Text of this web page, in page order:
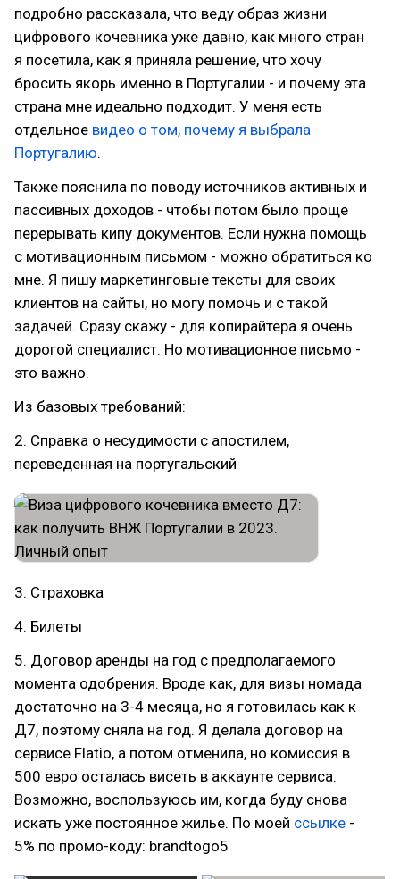
подробно рассказала, что веду образ жизни
цифрового кочевника уже давно, как много стран
я посетила, как я приняла решение, что хочу
бросить якорь именно в Португалии - и почему эта
страна мне идеально подходит. У меня есть
отдельное видео о том, почему я выбрала
Португалию.
Также пояснила по поводу источников активных и
пассивных доходов - чтобы потом было проще
перерывать кипу документов. Если нужна помощь
с мотивационным письмом - можно обратиться ко
мне. Я пишу маркетинговые тексты для своих
клиентов на сайты, но могу помочь и с такой
задачей. Сразу скажу - для копирайтера я очень
дорогой специалист. Но мотивационное письмо -
это важно.
Из базовых требований:
2. Справка о несудимости с апостилем,
переведенная на португальский
3. Страховка
4. Билеты
5. Договор аренды на год с предполагаемого
момента одобрения. Вроде как, для визы номада
достаточно на 3-4 месяца, но я готовилась как к
Д7, поэтому сняла на год. Я делала договор на
сервисе Flatio, а потом отменила, но комиссия в
500 евро осталась висеть в аккаунте сервиса.
Возможно, воспользуюсь им, когда буду снова
искать уже постоянное жилье. По моей ссылке -
5% по промо-коду: brandtogo5